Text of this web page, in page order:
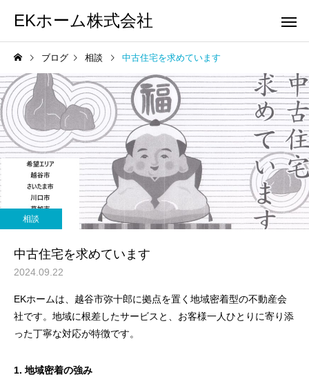
EKホーム株式会社
相談
「古くて売れない…」と諦
めないで！築30年以上の空
き家・中古住宅をEKホーム
が そのまま 直接買取り
相談
思い出の詰まった実家
うする？古いお家を「
相続した不動産 ローンの
ブログ 相談 中古住宅を求めています
相談
中古住宅を求めています
2024.09.22
EKホームは、越谷市弥十郎に拠点を置く地域密着型の不動産会
社です。地域に根差したサービスと、お客様一人ひとりに寄り添
った丁寧な対応が特徴です。
1. 地域密着の強み